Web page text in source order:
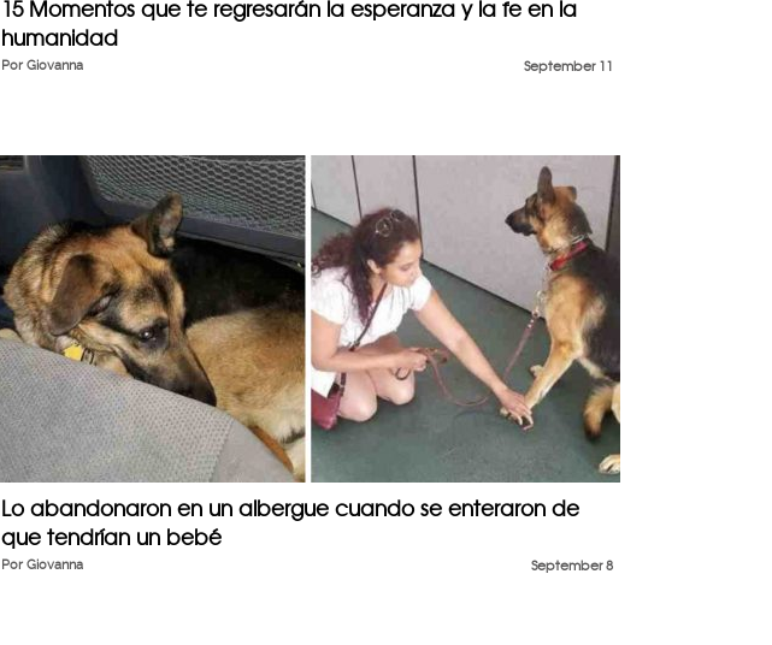
15 Momentos que te regresarán la esperanza y la fe en la
humanidad
September 11
Por Giovanna
Lo abandonaron en un albergue cuando se enteraron de
que tendrían un bebé
September 8
Por Giovanna